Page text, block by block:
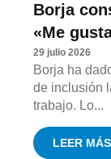
Borja
«Me
29 julio 2026
Borja ha
de inclusión
trabajo. Lo...
LEER MÁS